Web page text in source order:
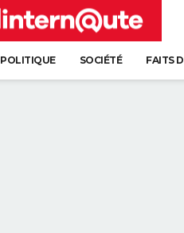
POLITIQUE SOCIÉTÉ FAITS